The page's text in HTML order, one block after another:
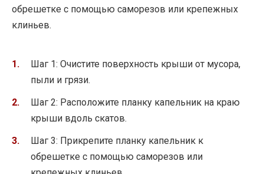
обрешетке с помощью саморезов или крепежных
клиньев.
Шаг 1: Очистите поверхность крыши от мусора,
пыли и грязи.
Шаг 2: Расположите планку капельник на краю
крыши вдоль скатов.
Шаг 3: Прикрепите планку капельник к
обрешетке с помощью саморезов или